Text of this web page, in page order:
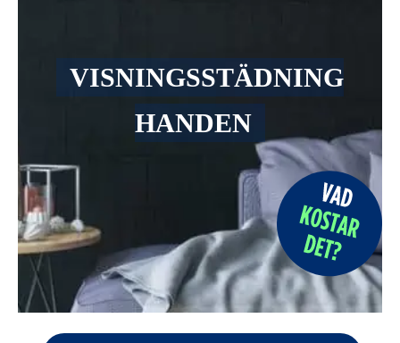
VISNINGSSTÄDNING
HANDEN